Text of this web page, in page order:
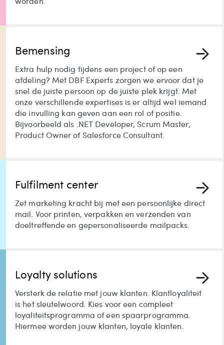
Bemensing
Extra hulp nodig tijdens een project of op een
afdeling? Met DBF Experts zorgen we ervoor dat je
snel de juiste persoon op de juiste plek krijgt. Met
onze verschillende expertises is er altijd wel iemand
die invulling kan geven aan een rol of positie.
Bijvoorbeeld als .NET Developer, Scrum Master,
Product Owner of Salesforce Consultant.
Fulfilment center
Zet marketing kracht bij met een persoonlijke direct
mail. Voor printen, verpakken en verzenden van
doeltreffende en gepersonaliseerde mailpacks.
Loyalty solutions
Versterk de relatie met jouw klanten. Klantloyaliteit
is het sleutelwoord. Kies voor een compleet
loyaliteitsprogramma of een spaarprogramma.
Hiermee worden jouw klanten, loyale klanten.